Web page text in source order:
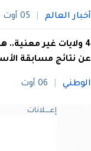
أخبار العالم 05 أوت
4 ولايات غير
عن نتائج مسابقة
الوطني 06 أوت
إعــــلانات